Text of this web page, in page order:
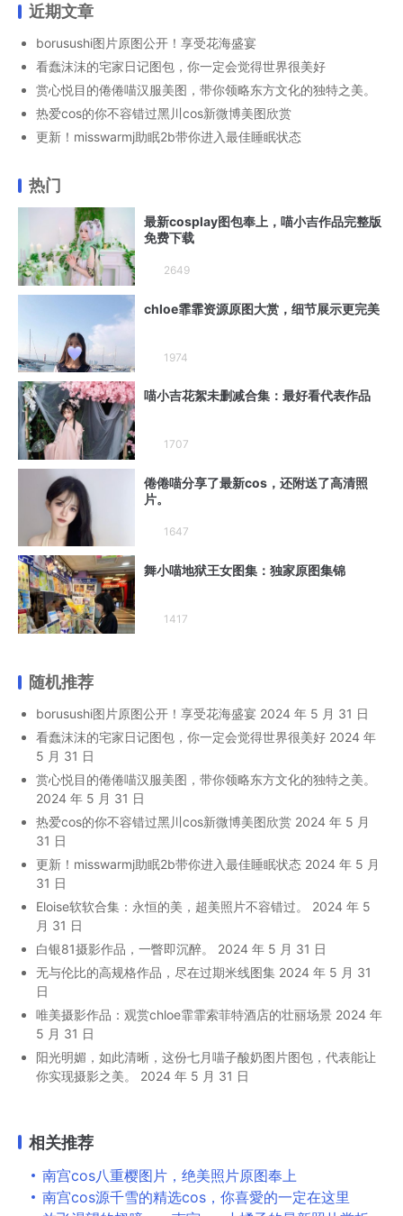
近期文章
borusushi图片原图公开！享受花海盛宴
看蠢沫沫的宅家日记图包，你一定会觉得世界很美好
赏心悦目的倦倦喵汉服美图，带你领略东方文化的独特之美。
热爱cos的你不容错过黑川cos新微博美图欣赏
更新！misswarmj助眠2b带你进入最佳睡眠状态
热门
最新cosplay图包奉上，喵小吉作品完整版
免费下载
2649
chloe霏霏资源原图大赏，细节展示更完美
1974
喵小吉花絮未删减合集：最好看代表作品
1707
倦倦喵分享了最新cos，还附送了高清照
片。
1647
舞小喵地狱王女图集：独家原图集锦
1417
随机推荐
borusushi图片原图公开！享受花海盛宴 2024 年 5 月 31 日
看蠢沫沫的宅家日记图包，你一定会觉得世界很美好 2024 年
5 月 31 日
赏心悦目的倦倦喵汉服美图，带你领略东方文化的独特之美。
2024 年 5 月 31 日
热爱cos的你不容错过黑川cos新微博美图欣赏 2024 年 5 月
31 日
更新！misswarmj助眠2b带你进入最佳睡眠状态 2024 年 5 月
31 日
Eloise软软合集：永恒的美，超美照片不容错过。
2024 年 5
月 31 日
白银81摄影作品，一瞥即沉醉。
2024 年 5 月 31 日
无与伦比的高规格作品，尽在过期米线图集 2024 年 5 月 31
日
唯美摄影作品：观赏chloe霏霏索菲特酒店的壮丽场景 2024 年
5 月 31 日
阳光明媚，如此清晰，这份七月喵子酸奶图片图包，代表能让
你实现摄影之美。
2024 年 5 月 31 日
相关推荐
南宫cos八重樱图片，绝美照片原图奉上
南宫cos源千雪的精选cos，你喜愛的一定在这里